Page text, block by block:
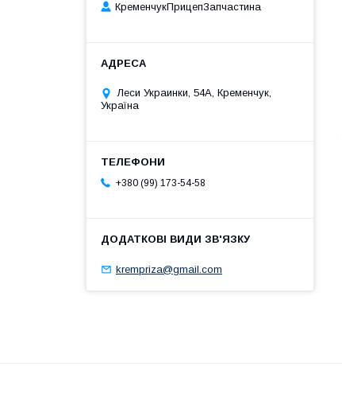
КременчукПрицепЗапчастина
Леси Украинки, 54А, Кременчук,
Україна
+380 (99) 173-54-58
krempriza@gmail.com